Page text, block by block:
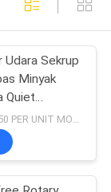
65
Udara Sekrup
Minyak
Quiet
20 hp
USD1300- 1550 PER UNIT MOQ:1